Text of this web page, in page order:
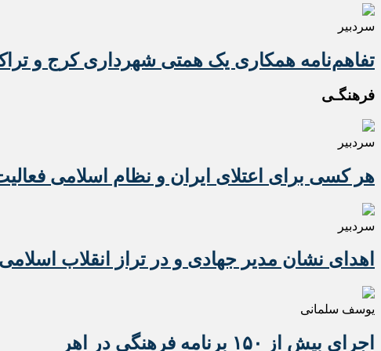
سردبیر
تفاهم‌نامه همکاری یک همتی شهرداری کرج و
فرهنگـی
سردبیر
هر کسی برای اعتلای ایران و نظام اسلامی
سردبیر
اهدای نشان مدیر جهادی و در تراز انقلاب
یوسف سلمانی
اجرای بیش از ۱۵۰ برنامه فرهنگی در اهر